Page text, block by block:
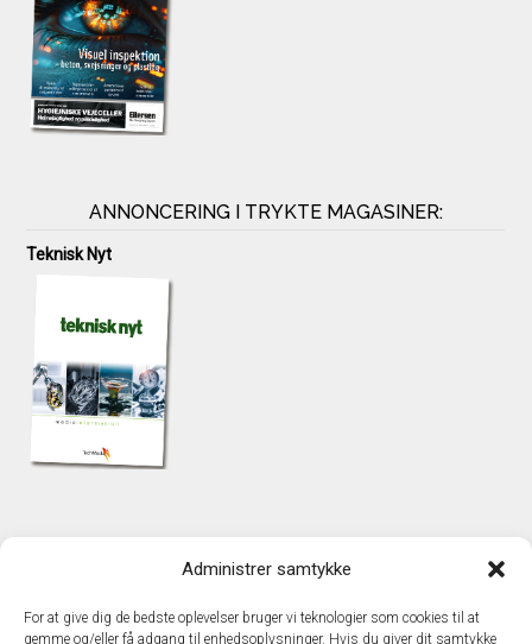
Administrer samtykke
For at give dig de bedste oplevelser bruger vi teknologier som cookies til at
gemme og/eller få adgang til enhedsoplysninger. Hvis du giver dit samtykke
ANNONCERING I TRYKTE MAGASINER:
Teknisk Nyt
TechMedia A/S
DK - 2600 Glostrup